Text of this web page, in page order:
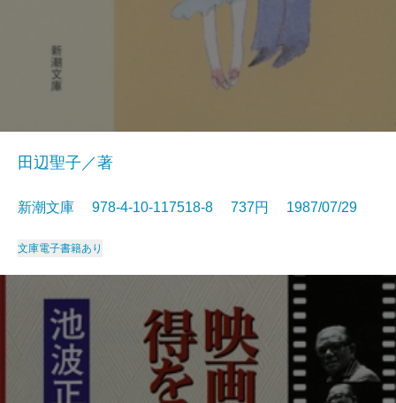
田辺聖子／著
新潮文庫 978-4-10-117518-8 737円 1987/07/29
文庫電子書籍あり